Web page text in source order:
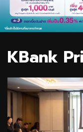
KBank